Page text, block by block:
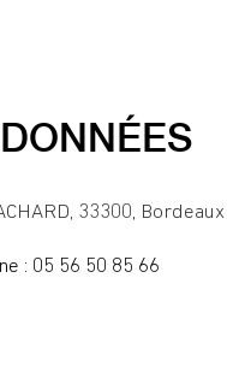
33300, Bordeaux
: 05 56 50 85 66